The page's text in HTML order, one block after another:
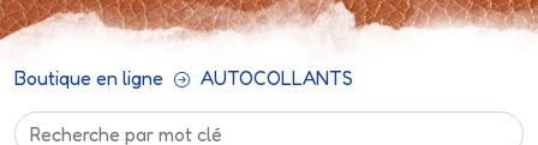
Boutique en ligne AUTOCOLLANTS